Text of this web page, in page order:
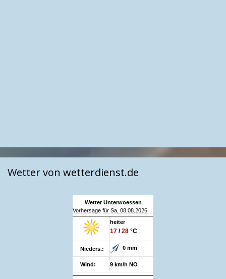
Wetter von wetterdienst.de
Wetter Unterwoessen
Vorhersage für Sa, 08.08.2026
heiter
17 /28 °C
Nieders.: 0 mm
Wind: 9 km/h NO